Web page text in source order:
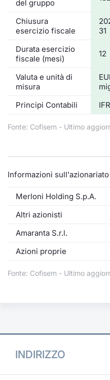
del gruppo
Chiusura
esercizio fiscale
31
Durata esercizio
fiscale (mesi)
12
Valuta e unità di
misura
Principi Contabili
Fonte: Cofisem - Ultimo
Informazioni sull'azionariato
Merloni Holding S.p.A.
Altri azionisti
Amaranta S.r.l.
Azioni proprie
Fonte: Cofisem - Ultimo
INDIRIZZO